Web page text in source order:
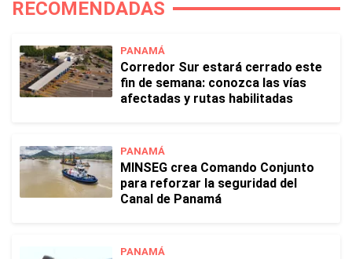
RECOMENDADAS
PANAMÁ
Corredor Sur estará cerrado este
fin de semana: conozca las vías
afectadas y rutas habilitadas
PANAMÁ
MINSEG crea Comando Conjunto
para reforzar la seguridad del
Canal de Panamá
PANAMÁ